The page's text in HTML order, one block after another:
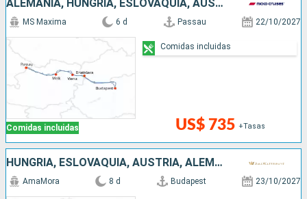
ALEMANIA, HUNGRÍA, ESLOVAQUIA, AUSTRIA
Comidas incluidas
MS Maxima 6 d Passau 22/10/2027
US$ 735 +Tasas
Comidas incluidas
HUNGRÍA, ESLOVAQUIA, AUSTRIA, ALEMANIA
AmaMora 8 d Budapest 23/10/2027